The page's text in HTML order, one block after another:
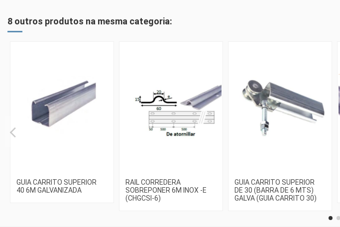
8 outros produtos na mesma categoria:
GUIA CARRITO SUPERIOR
40 6M GALVANIZADA
RAIL CORREDERA
SOBREPONER 6M INOX -E
(CHGCSI-6)
GUIA CARRITO SUPERIOR
DE 30 (BARRA DE 6 MTS)
GALVA (GUIA CARRITO 30)